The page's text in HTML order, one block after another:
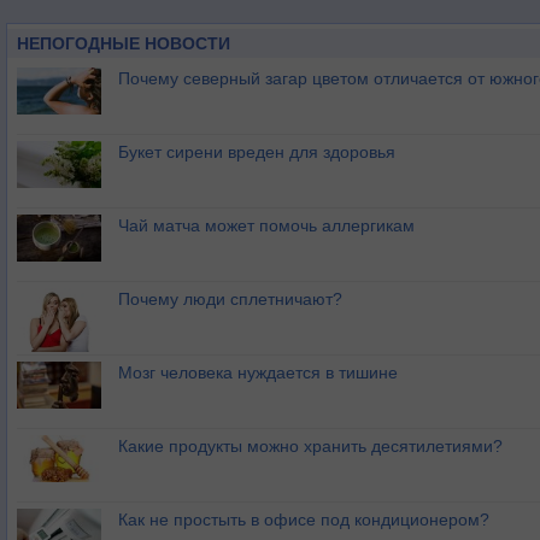
НЕПОГОДНЫЕ НОВОСТИ
Почему северный загар цветом отличается от
Букет сирени вреден для здоровья
Чай матча может помочь аллергикам
Почему люди сплетничают?
Мозг человека нуждается в тишине
Какие продукты можно хранить десятилетиями?
Как не простыть в офисе под кондиционером?